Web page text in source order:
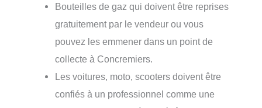
Bouteilles de gaz qui doivent être reprises
gratuitement par le vendeur ou vous
pouvez les emmener dans un point de
collecte à Concremiers.
Les voitures, moto, scooters doivent être
confiés à un professionnel comme une